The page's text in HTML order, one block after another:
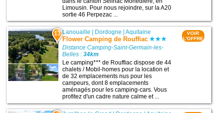
Limousin. Pour nous rejoindre, sur la A20
sortie 46 Perpezac ...
13 Lanouaille Dordogne |Aquitaine
Flower Camping de Rouffiac
Distance Camping-Saint-Germain-les-
Belles :34km
Le camping*** de Rouffiac dispose de 44
chalets / Mobil-homes pour la location et
de 32 emplacements nus pour les
campeurs, dont 8 emplacements
aménagés pour les camping-cars. Vous
profitez d'un cadre nature calme et ...
VOIR
L'OFFRE